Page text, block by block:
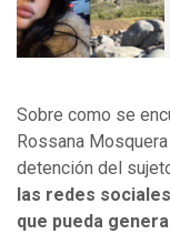
Sobre como se
Rossana
detención del
las redes
que pueda